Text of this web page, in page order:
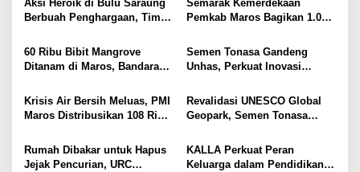
v
i
g
a
t
o
Aksi Heroik di Bulu Saraung
Berbuah Penghargaan, Tim
Diapresiasi Basarnas
Semarak Kemerdekaan
Pemkab Maros Bagikan 1.000
Warga
60 Ribu Bibit Mangrove
Ditanam di Maros, Bandara
Konservasi Pesisir
Semen Tonasa Gandeng
Unhas, Perkuat Inovasi
Berkelanjutan
Krisis Air Bersih Meluas, PMI
Maros Distribusikan 108 Ribu
Revalidasi UNESCO Global
Geopark, Semen Tonasa
Warisan Dunia
Rumah Dibakar untuk Hapus
Jejak Pencurian, URC
KALLA Perkuat Peran
Keluarga dalam Pendidikan